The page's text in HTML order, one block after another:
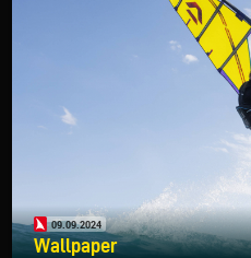
09.09.2024
Wallpaper